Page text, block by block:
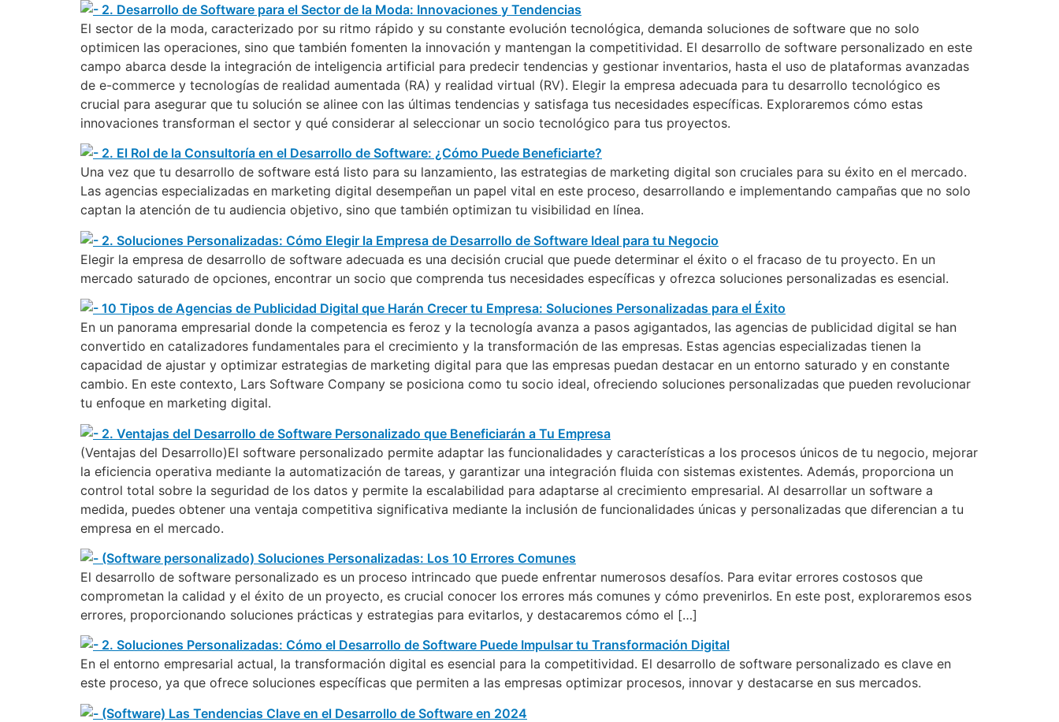
El sector de la moda, caracterizado por su ritmo rápido y su constante evolución tecnológica, demanda soluciones de software que no solo
optimicen las operaciones, sino que también fomenten la innovación y mantengan la competitividad. El desarrollo de software personalizado en este
campo abarca desde la integración de inteligencia artificial para predecir tendencias y gestionar inventarios, hasta el uso de plataformas avanzadas
de e-commerce y tecnologías de realidad aumentada (RA) y realidad virtual (RV). Elegir la empresa adecuada para tu desarrollo tecnológico es
crucial para asegurar que tu solución se alinee con las últimas tendencias y satisfaga tus necesidades específicas. Exploraremos cómo estas
innovaciones transforman el sector y qué considerar al seleccionar un socio tecnológico para tus proyectos.
Una vez que tu desarrollo de software está listo para su lanzamiento, las estrategias de marketing digital son cruciales para su éxito en el mercado.
Las agencias especializadas en marketing digital desempeñan un papel vital en este proceso, desarrollando e implementando campañas que no solo
captan la atención de tu audiencia objetivo, sino que también optimizan tu visibilidad en línea.
Elegir la empresa de desarrollo de software adecuada es una decisión crucial que puede determinar el éxito o el fracaso de tu proyecto. En un
mercado saturado de opciones, encontrar un socio que comprenda tus necesidades específicas y ofrezca soluciones personalizadas es esencial.
En un panorama empresarial donde la competencia es feroz y la tecnología avanza a pasos agigantados, las agencias de publicidad digital se han
convertido en catalizadores fundamentales para el crecimiento y la transformación de las empresas. Estas agencias especializadas tienen la
capacidad de ajustar y optimizar estrategias de marketing digital para que las empresas puedan destacar en un entorno saturado y en constante
cambio. En este contexto, Lars Software Company se posiciona como tu socio ideal, ofreciendo soluciones personalizadas que pueden revolucionar
tu enfoque en marketing digital.
(Ventajas del Desarrollo)El software personalizado permite adaptar las funcionalidades y características a los procesos únicos de tu negocio, mejorar
la eficiencia operativa mediante la automatización de tareas, y garantizar una integración fluida con sistemas existentes. Además, proporciona un
control total sobre la seguridad de los datos y permite la escalabilidad para adaptarse al crecimiento empresarial. Al desarrollar un software a
medida, puedes obtener una ventaja competitiva significativa mediante la inclusión de funcionalidades únicas y personalizadas que diferencian a tu
empresa en el mercado.
El desarrollo de software personalizado es un proceso intrincado que puede enfrentar numerosos desafíos. Para evitar errores costosos que
comprometan la calidad y el éxito de un proyecto, es crucial conocer los errores más comunes y cómo prevenirlos. En este post, exploraremos esos
errores, proporcionando soluciones prácticas y estrategias para evitarlos, y destacaremos cómo el […]
En el entorno empresarial actual, la transformación digital es esencial para la competitividad. El desarrollo de software personalizado es clave en
este proceso, ya que ofrece soluciones específicas que permiten a las empresas optimizar procesos, innovar y destacarse en sus mercados.